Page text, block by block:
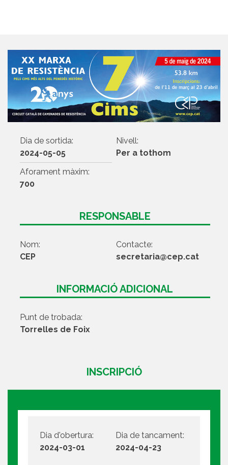
Dia de sortida:
2024-05-05
Nivell:
Per a tothom
Aforament màxim:
700
RESPONSABLE
Nom:
CEP
Contacte:
secretaria@cep.cat
INFORMACIÓ ADICIONAL
Punt de trobada:
Torrelles de Foix
INSCRIPCIÓ
Dia d'obertura:
2024-03-01
Dia de tancament:
2024-04-23